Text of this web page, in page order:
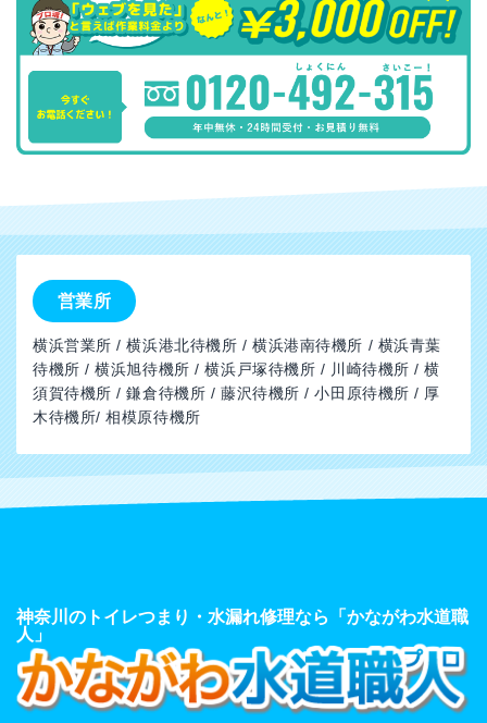
営業所
横浜営業所 / 横浜港北待機所 / 横浜港南待機所 / 横浜青葉
待機所 / 横浜旭待機所 / 横浜戸塚待機所 / 川崎待機所 / 横
須賀待機所 / 鎌倉待機所 / 藤沢待機所 / 小田原待機所 / 厚
木待機所/ 相模原待機所
神奈川のトイレつまり・水漏れ修理なら「かながわ水道職
人」